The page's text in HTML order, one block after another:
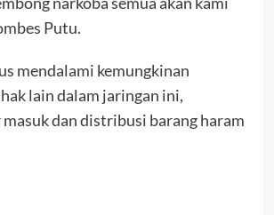
Putu.
mendalami kemungkinan
lain dalam jaringan ini,
dan distribusi barang haram